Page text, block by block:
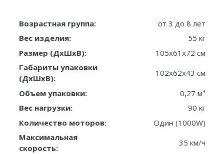
Возрастная группа:
от 3 до 8 лет
Вес изделия:
55 кг
Размер (ДxШxВ):
105x61x72 см
Габариты упаковки
(ДxШxВ):
102x62x43 см
Объем упаковки:
0,27 м³
Вес нагрузки:
90 кг
Количество моторов:
Один (1000W)
Максимальная
скорость:
35 км/ч